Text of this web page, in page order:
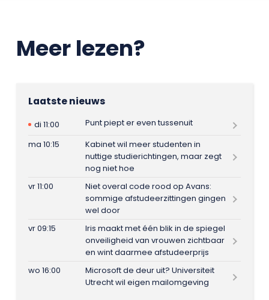
Meer lezen?
Laatste nieuws
di 11:00
Punt piept er even tussenuit
ma 10:15
Kabinet wil meer studenten in
nuttige studierichtingen, maar zegt
nog niet hoe
vr 11:00
Niet overal code rood op Avans:
sommige afstudeerzittingen gingen
wel door
vr 09:15
Iris maakt met één blik in de spiegel
onveiligheid van vrouwen zichtbaar
en wint daarmee afstudeerprijs
wo 16:00
Microsoft de deur uit? Universiteit
Utrecht wil eigen mailomgeving